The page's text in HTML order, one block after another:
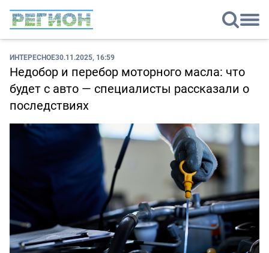
ИНТЕРЕСНОЕ30.11.2025, 16:59
Недобор и перебор моторного масла: что
будет с авто — специалисты рассказали о
последствиях